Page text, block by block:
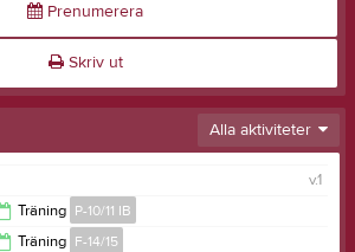
Prenumerera
Skriv ut
Alla aktiviteter
v.1
Träning P-10/11 IB
Träning F-14/15